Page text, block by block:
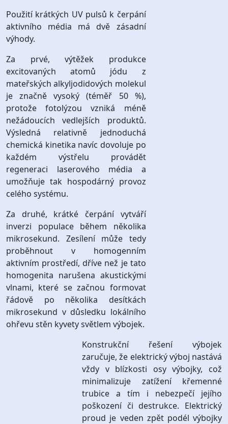
Použití krátkých UV pulsů k čerpání
aktivního média má dvě zásadní
výhody.
Za prvé, výtěžek produkce
excitovaných atomů jódu z
mateřských alkyljodidových molekul
je značně vysoký (téměř 50 %),
protože fotolýzou vzniká méně
nežádoucích vedlejších produktů.
Výsledná relativně jednoduchá
chemická kinetika navíc dovoluje po
každém výstřelu provádět
regeneraci laserového média a
umožňuje tak hospodárný provoz
celého systému.
Za druhé, krátké čerpání vytváří
inverzi populace během několika
mikrosekund. Zesílení může tedy
proběhnout v homogenním
aktivním prostředí, dříve než je tato
homogenita narušena akustickými
vlnami, které se začnou formovat
řádově po několika desítkách
mikrosekund v důsledku lokálního
ohřevu stěn kyvety světlem výbojek.
Konstrukční řešení výbojek
zaručuje, že elektrický výboj nastává
vždy v blízkosti osy výbojky, což
minimalizuje zatížení křemenné
trubice a tím i nebezpečí jejího
poškození či destrukce. Elektrický
proud je veden zpět podél výbojky